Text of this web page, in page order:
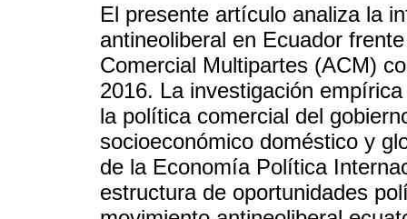
El presente artículo analiza la
antineoliberal en Ecuador
Comercial Multipartes (ACM)
2016. La investigación
la política comercial del
socioeconómico doméstico y
de la Economía Política
estructura de oportunidades